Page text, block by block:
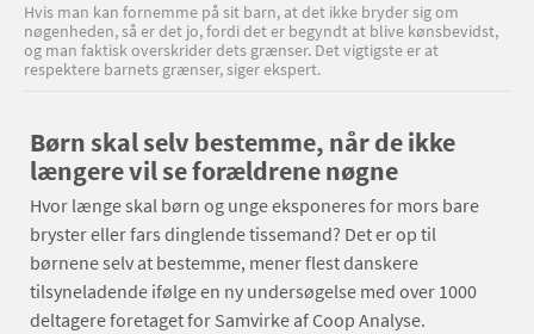
Hvis man kan fornemme på sit barn, at det ikke bryder sig om
nøgenheden, så er det jo, fordi det er begyndt at blive kønsbevidst,
og man faktisk overskrider dets grænser. Det vigtigste er at
respektere barnets grænser, siger ekspert.
Børn skal selv bestemme, når de ikke
længere vil se forældrene nøgne
Hvor længe skal børn og unge eksponeres for mors bare
bryster eller fars dinglende tissemand? Det er op til
børnene selv at bestemme, mener flest danskere
tilsyneladende ifølge en ny undersøgelse med over 1000
deltagere foretaget for Samvirke af Coop Analyse.